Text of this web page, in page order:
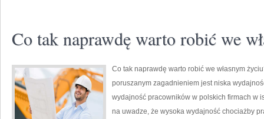
Co tak naprawdę warto robić we
Co tak naprawdę warto robić we własnym
poruszanym zagadnieniem jest niska
wydajność pracowników w polskich firmach w
na uwadze, że wysoka wydajność chociażby